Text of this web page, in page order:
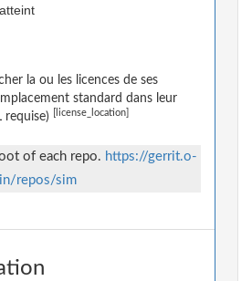
la ou les licences de ses
standard dans leur
requise)
[license_location]
of each repo. https://gerrit.o-
repos/sim